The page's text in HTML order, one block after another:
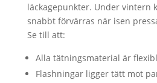
läckagepunkter. Under vintern
snabbt förvärras när isen
Se till att:
Alla tätningsmaterial är
Flashningar ligger tätt mot